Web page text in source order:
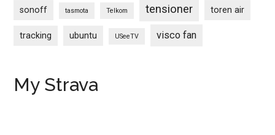
sonoff tasmota Telkom tensioner toren air
tracking ubuntu USeeTV visco fan
My Strava